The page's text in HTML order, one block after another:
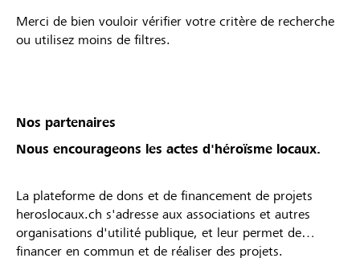
Merci de bien vouloir vérifier votre critère de recherche
ou utilisez moins de filtres.
Nos partenaires
Nous encourageons les actes d'héroïsme locaux.
La plateforme de dons et de financement de projets
heroslocaux.ch s'adresse aux associations et autres
organisations d'utilité publique, et leur permet de
financer en commun et de réaliser des projets.